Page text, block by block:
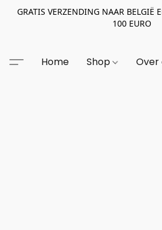
GRATIS VERZENDING NAAR BELGIË
100 EURO
Home Shop Over